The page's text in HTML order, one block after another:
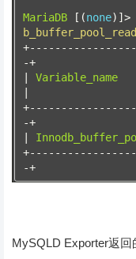
MariaDB [(none)]>
-+
Variable_name
-+
-+
MySQLD Exporter返